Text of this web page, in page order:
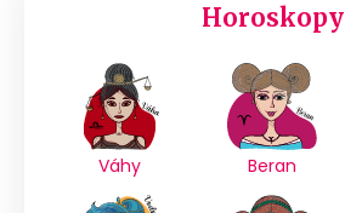
Horoskopy
Váhy Beran